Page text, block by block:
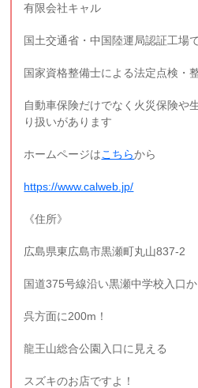
有限会社キャル
国土交通省・中国陸運局認証工場で
国家資格整備士による法定点検・
自動車保険だけでなく火災保険や
り扱いがあります
ホームページはこちらから
https://www.calweb.jp/
《住所》
広島県東広島市黒瀬町丸山837-2
国道375号線沿い黒瀬中学校入口か
呉方面に200m！
龍王山総合公園入口に見える
スズキのお店ですよ！